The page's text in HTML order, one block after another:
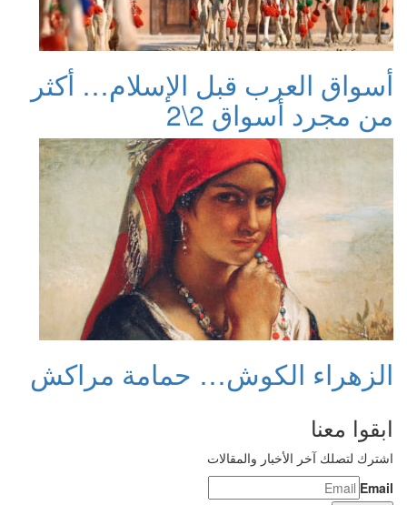
أسواق العرب قبل الإسلام… أكثر
من مجرد أسواق 2\2
الزهراء الكوش… حمامة مراكش
ابقوا معنا
اشترك لتصلك آخر الأخبار والمقالات
Email